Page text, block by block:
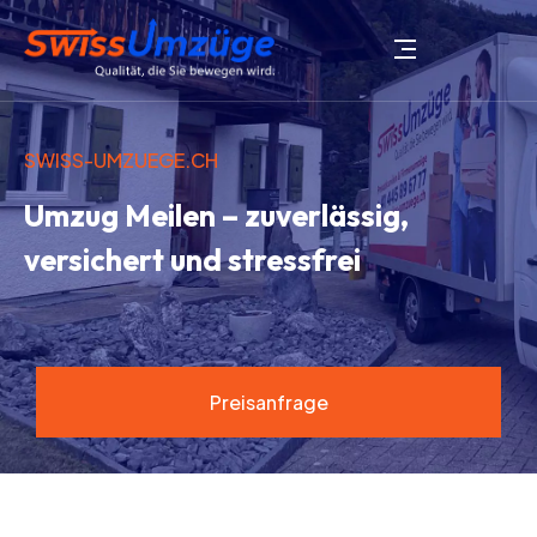
SWISS-UMZUEGE.CH
Umzug Meilen – zuverlässig,
versichert und stressfrei
Preisanfrage